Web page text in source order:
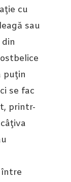
cu
sau
puţin
se fac
printr-
între